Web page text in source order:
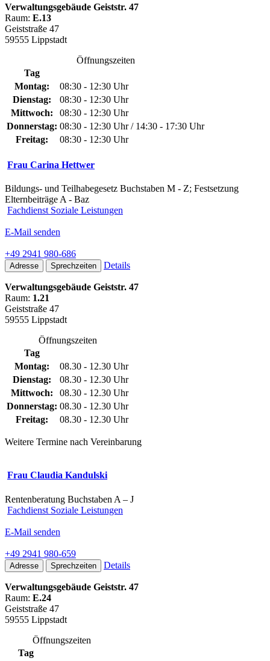
Verwaltungsgebäude Geiststr. 47
Raum: E.13
Geiststraße 47
59555 Lippstadt
Öffnungszeiten
Tag
Montag:
08:30 - 12:30 Uhr
Dienstag:
08:30 - 12:30 Uhr
Mittwoch:
08:30 - 12:30 Uhr
Donnerstag: 08:30 - 12:30 Uhr / 14:30 - 17:30 Uhr
Freitag:
08:30 - 12:30 Uhr
Frau Carina Hettwer
Bildungs- und Teilhabegesetz Buchstaben M - Z; Festsetzung
Elternbeiträge A - Baz
Fachdienst Soziale Leistungen
E-Mail senden
+49 2941 980-686
Adresse Sprechzeiten Details
Verwaltungsgebäude Geiststr. 47
Raum: 1.21
Geiststraße 47
59555 Lippstadt
Öffnungszeiten
Tag
Montag:
08.30 - 12.30 Uhr
Dienstag:
08.30 - 12.30 Uhr
Mittwoch:
08.30 - 12.30 Uhr
Donnerstag: 08.30 - 12.30 Uhr
Freitag:
08.30 - 12.30 Uhr
Weitere Termine nach Vereinbarung
Frau Claudia Kandulski
Rentenberatung Buchstaben A – J
Fachdienst Soziale Leistungen
E-Mail senden
+49 2941 980-659
Adresse Sprechzeiten Details
Verwaltungsgebäude Geiststr. 47
Raum: E.24
Geiststraße 47
59555 Lippstadt
Öffnungszeiten
Tag